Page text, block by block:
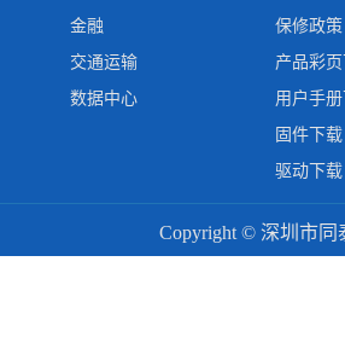
金融
交通运输
数据中心
保修政策
产品彩
用户手
固件下载
驱动下载
Copyright © 深圳市同